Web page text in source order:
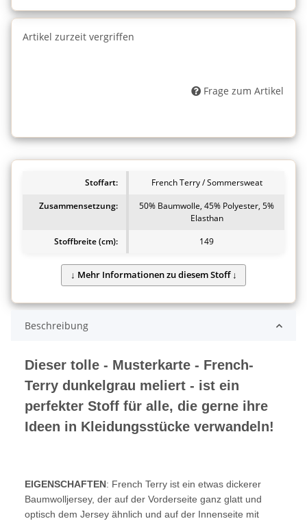
Artikel zurzeit vergriffen
Frage zum Artikel
Stoffart:
French Terry / Sommersweat
Zusammensetzung:
50% Baumwolle, 45% Polyester, 5%
Elasthan
Stoffbreite (cm):
149
Beschreibung
Dieser tolle - Musterkarte - French-
Terry dunkelgrau meliert - ist ein
perfekter Stoff für alle, die gerne ihre
Ideen in Kleidungsstücke verwandeln!
EIGENSCHAFTEN: French Terry ist ein etwas dickerer
Baumwolljersey, der auf der Vorderseite ganz glatt und
optisch dem Jersey ähnlich und auf der Innenseite mit